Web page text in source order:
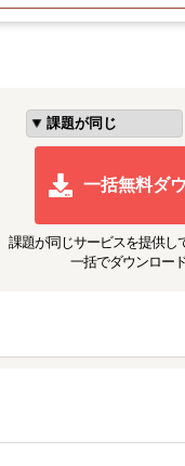
一括無料ダ
課題が同じサービスを提供し
一括でダウンロード